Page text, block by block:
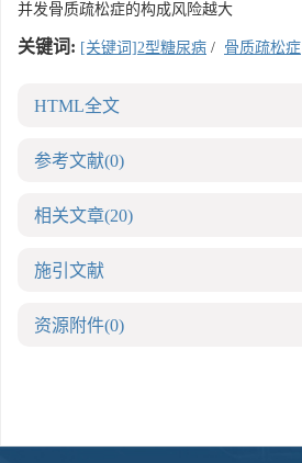
并发骨质疏松症的构成风险越大
关键词: [关键词]2型糖尿病 / 骨质疏松症
HTML全文
参考文献(0)
相关文章(20)
施引文献
资源附件(0)